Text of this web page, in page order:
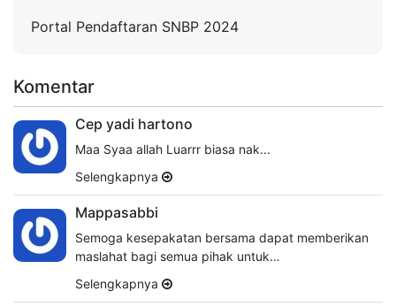
Portal Pendaftaran SNBP 2024
Komentar
Cep yadi hartono
Maa Syaa allah Luarrr biasa nak...
Selengkapnya
Mappasabbi
Semoga kesepakatan bersama dapat memberikan
maslahat bagi semua pihak untuk…
Selengkapnya